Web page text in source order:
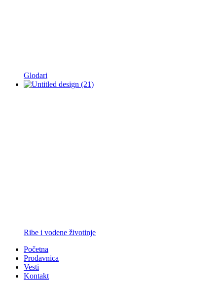
Glodari
Ribe i vodene životinje
Početna
Prodavnica
Vesti
Kontakt